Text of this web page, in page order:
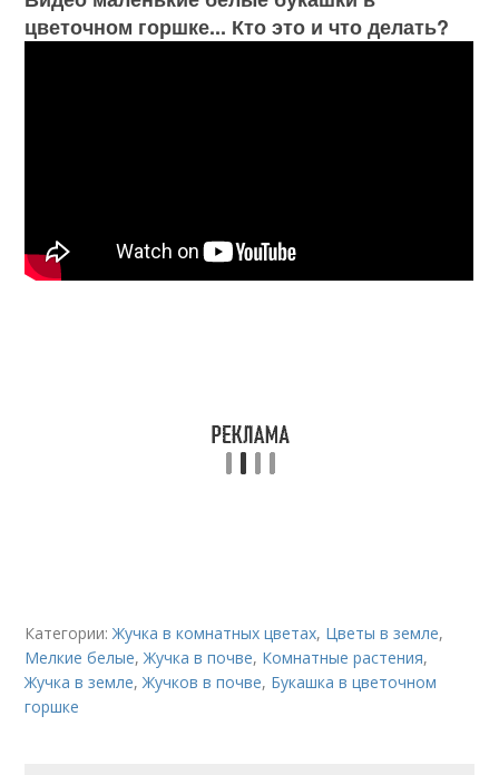
цветочном горшке... Кто это и что делать?
Категории:Жучка в комнатных цветах, Цветы в земле,
Мелкие белые,Жучка в почве, Комнатные растения,
Жучка в земле,Жучков в почве, Букашка в цветочном
горшке